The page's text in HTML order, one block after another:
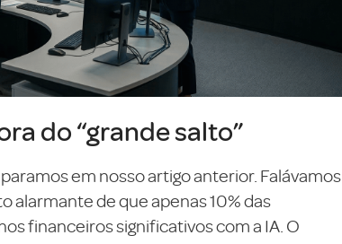
do “grande salto”
em nosso artigo anterior. Falávamos
alarmante de que apenas 10% das
financeiros significativos com a IA. O